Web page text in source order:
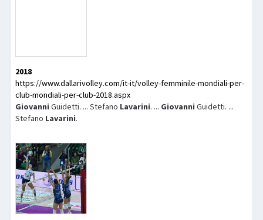
2018
https://www.dallarivolley.com/it-it/volley-femminile-mondiali-per-
club-mondiali-per-club-2018.aspx
Giovanni Guidetti. ... Stefano Lavarini. ... Giovanni Guidetti. ...
Stefano Lavarini.